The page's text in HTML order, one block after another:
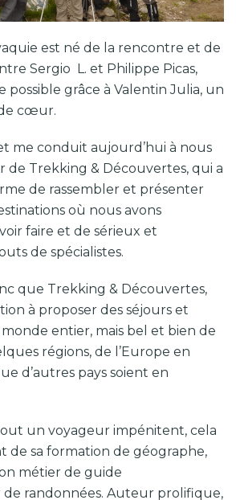
est né de la rencontre et de
Sergio L. et Philippe Picas,
grâce à Valentin Julia, un
cœur.
me conduit aujourd’hui à nous
Trekking & Découvertes, qui a
de rassembler et présenter
où nous avons
faire et de sérieux et
de spécialistes.
que Trekking & Découvertes,
à proposer des séjours et
entier, mais bel et bien de
régions, de l’Europe en
d’autres pays soient en
un voyageur impénitent, cela
de sa formation de géographe,
métier de guide
randonnées. Auteur prolifique,